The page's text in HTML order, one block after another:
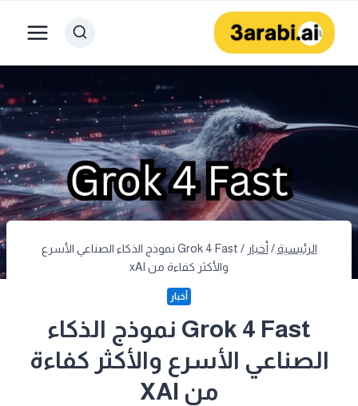
المحتوى
الرئيسية / أخبار /
Grok 4 Fast نموذج الذكاء الصناعي الأسرع
والأكثر كفاءة من xAI
أخبار
Grok 4 Fast نموذج الذكاء
الصناعي الأسرع والأكثر كفاءة
من XAI